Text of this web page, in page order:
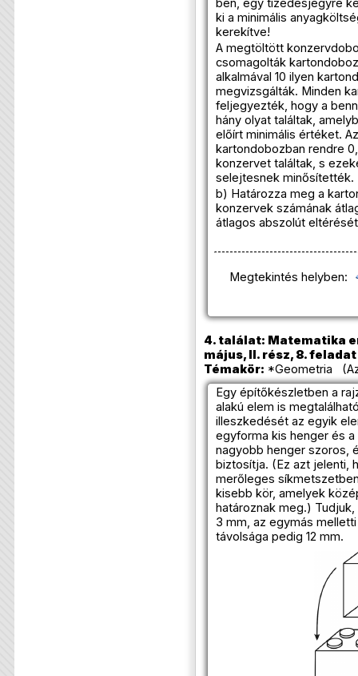
ben, egy tizedesjegyre
ki a minimális
kerekítve!
A megtöltött
csomagolták
alkalmával 10 ilyen
megvizsgálták. Minden
feljegyezték, hogy a
hány olyat találtak,
előírt minimális értéket.
kartondobozban rendre
konzervet találtak, s
selejtesnek minősítették.
b) Határozza meg a
konzervek számának
átlagos abszolút
Megtekintés helyben:
4. találat: Matematika
május, II. rész, 8. feladat
Témakör: *Geometria
Egy építőkészletben a
alakú elem is
illeszkedését az egyik
egyforma kis henger és
nagyobb henger szoros,
biztosítja. (Ez azt jelenti,
merőleges
kisebb kör, amelyek
határoznak meg.)
3 mm, az egymás
távolsága pedig 12 mm.